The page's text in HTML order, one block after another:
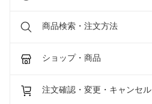
商品検索・注文方法
ショップ・商品
注文確認・変更・キャンセル